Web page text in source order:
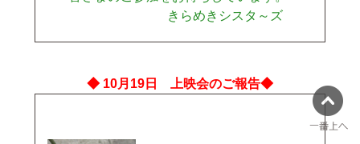
きらめきシスタ～ズ
◆ 10月19日 上映会のご報告◆